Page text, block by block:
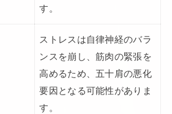
す。
ストレスは自律神経のバラ
ンスを崩し、筋肉の緊張を
高めるため、五十肩の悪化
要因となる可能性がありま
す。